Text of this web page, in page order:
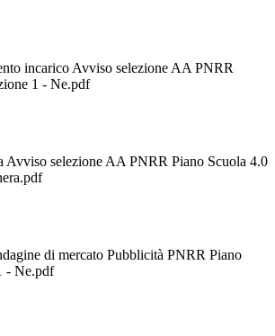
incarico Avviso selezione AA PNRR
1 - Ne.pdf
Avviso selezione AA PNRR Piano Scuola 4.0
di mercato Pubblicità PNRR Piano
- Ne.pdf